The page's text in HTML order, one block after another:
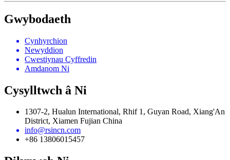
Gwybodaeth
Cynhyrchion
Newyddion
Cwestiynau Cyffredin
Amdanom Ni
Cysylltwch â Ni
1307-2, Hualun International, Rhif 1, Guyan Road, Xiang'An
District, Xiamen Fujian China
info@rsincn.com
+86 13806015457